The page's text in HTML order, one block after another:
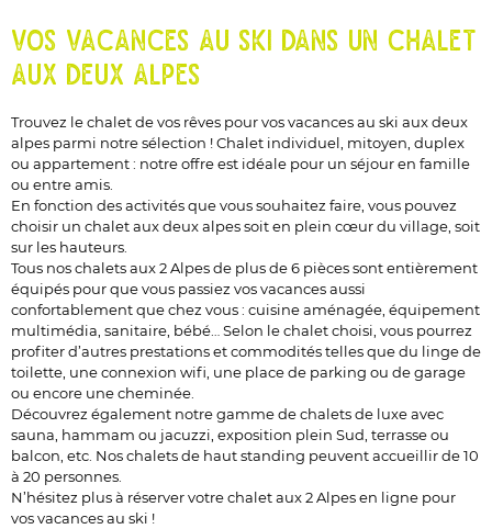
VOS VACANCES AU SKI DANS UN CHALET
AUX DEUX ALPES
Trouvez le chalet de vos rêves pour vos vacances au ski aux deux
alpes parmi notre sélection ! Chalet individuel, mitoyen, duplex
ou appartement : notre offre est idéale pour un séjour en famille
ou entre amis.
En fonction des activités que vous souhaitez faire, vous pouvez
choisir un chalet aux deux alpes soit en plein cœur du village, soit
sur les hauteurs.
Tous nos chalets aux 2 Alpes de plus de 6 pièces sont entièrement
équipés pour que vous passiez vos vacances aussi
confortablement que chez vous : cuisine aménagée, équipement
multimédia, sanitaire, bébé… Selon le chalet choisi, vous pourrez
profiter d’autres prestations et commodités telles que du linge de
toilette, une connexion wifi, une place de parking ou de garage
ou encore une cheminée.
Découvrez également notre gamme de chalets de luxe avec
sauna, hammam ou jacuzzi, exposition plein Sud, terrasse ou
balcon, etc. Nos chalets de haut standing peuvent accueillir de 10
à 20 personnes.
N’hésitez plus à réserver votre chalet aux 2 Alpes en ligne pour
vos vacances au ski !